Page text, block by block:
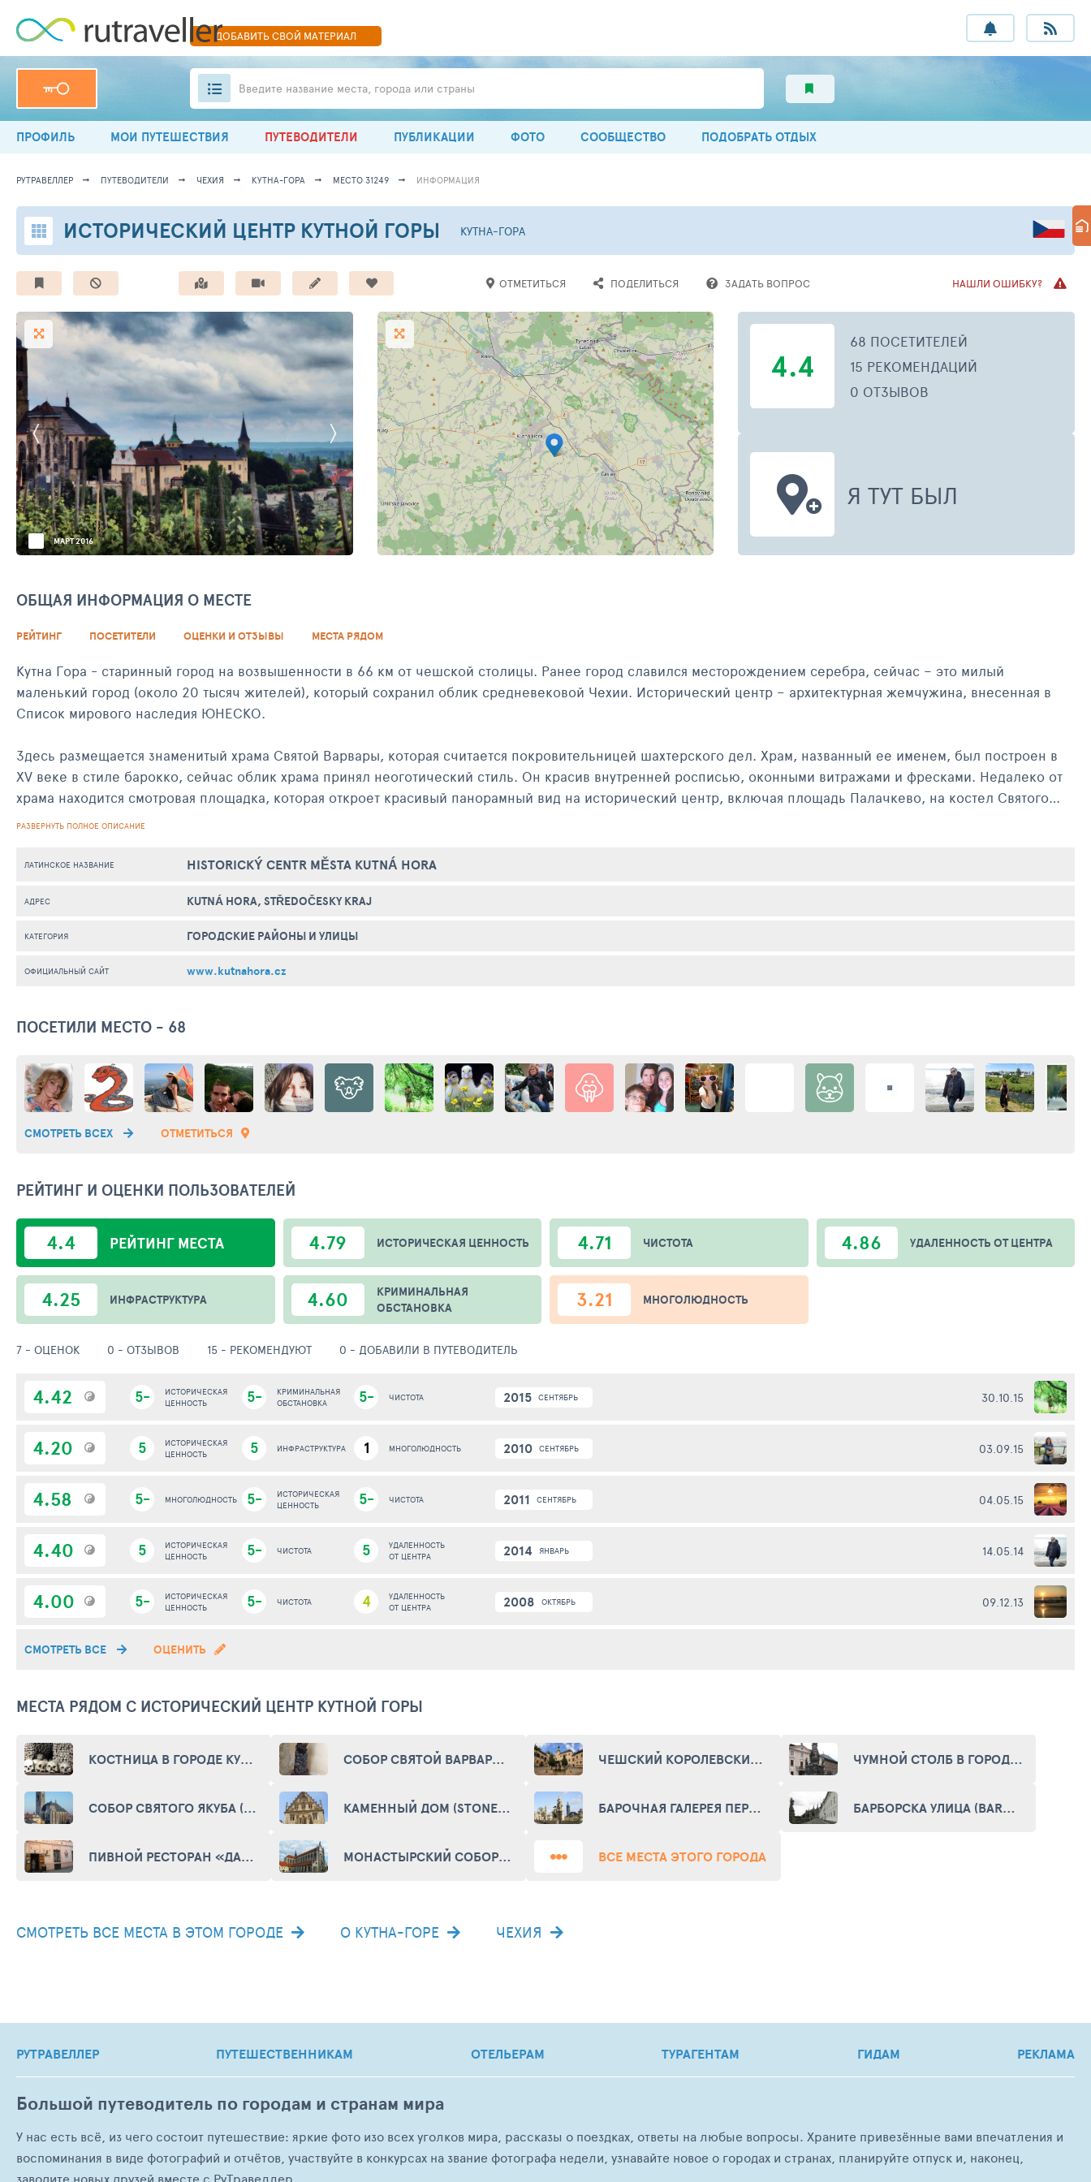
ДОБАВИТЬСВОЙ МАТЕРИАЛ
Введите название места, города или страны
ПРОФИЛЬ МОИ ПУТЕШЕСТВИЯ ПУТЕВОДИТЕЛИ ПУБЛИКАЦИИ ФОТО СООБЩЕСТВО ПОДОБРАТЬ ОТДЫХ
РУТРАВЕЛЛЕР ПУТЕВОДИТЕЛИ ЧЕХИЯ КУТНА-ГОРА МЕСТО 31249 ИНФОРМАЦИЯ
ИСТОРИЧЕСКИЙ ЦЕНТР КУТНОЙ ГОРЫ КУТНА-ГОРА
ОТМЕТИТЬСЯ ПОДЕЛИТЬСЯ ЗАДАТЬ ВОПРОС НАШЛИ ОШИБКУ?
МАРТ 2016 ЯНВАРЬ 2014
4.4
68 ПОСЕТИТЕЛЕЙ
15 РЕКОМЕНДАЦИЙ
0 ОТЗЫВОВ
Я ТУТ БЫЛ
ОБЩАЯ ИНФОРМАЦИЯ О МЕСТЕ
РЕЙТИНГ ПОСЕТИТЕЛИ ОЦЕНКИ И ОТЗЫВЫ МЕСТА РЯДОМ
Кутна Гора - старинный город на возвышенности в 66 км от чешской столицы. Ранее город славился месторождением серебра, сейчас – это милый
маленький город (около 20 тысяч жителей), который сохранил облик средневековой Чехии. Исторический центр – архитектурная жемчужина, внесенная в
Список мирового наследия ЮНЕСКО.
Здесь размещается знаменитый храма Святой Варвары, которая считается покровительницей шахтерского дел. Храм, названный ее именем, был построен в
XV веке в стиле барокко, сейчас облик храма принял неоготический стиль. Он красив внутренней росписью, оконными витражами и фресками. Недалеко от
храма находится смотровая площадка, которая откроет красивый панорамный вид на исторический центр, включая площадь Палачкево, на костел Святого
Якуба, церковь Девы Марии, на Иезуитский колледж XII века.
Примечательна еще одна достопримечательность города: Кладбищенский костел Всех Святых, интерьер и внешнее убранство храма выполнено из
РАЗВЕРНУТЬ ПОЛНОЕ ОПИСАНИЕ
ЛАТИНСКОЕ НАЗВАНИЕ HISTORICKÝ CENTR MĚSTA KUTNÁ HORA
АДРЕС KUTNÁ HORA, STŘEDOČESKY KRAJ
КАТЕГОРИЯ ГОРОДСКИЕ РАЙОНЫ И УЛИЦЫ
ОФИЦИАЛЬНЫЙ САЙТ www.kutnahora.cz
ПОСЕТИЛИ МЕСТО - 68
СМОТРЕТЬ ВСЕХ ОТМЕТИТЬСЯ
РЕЙТИНГ И ОЦЕНКИ ПОЛЬЗОВАТЕЛЕЙ
4.4 РЕЙТИНГМЕСТА 4.79 ИСТОРИЧЕСКАЯ ЦЕННОСТЬ 4.71 ЧИСТОТА 4.86 УДАЛЕННОСТЬ ОТ ЦЕНТРА
4.25 ИНФРАСТРУКТУРА 4.60
КРИМИНАЛЬНАЯ
ОБСТАНОВКА
3.21 МНОГОЛЮДНОСТЬ
7 - ОЦЕНОК 0 - ОТЗЫВОВ 15 - РЕКОМЕНДУЮТ 0 - ДОБАВИЛИ В ПУТЕВОДИТЕЛЬ
4.42 5-
ИСТОРИЧЕСКАЯ
ЦЕННОСТЬ
5-
КРИМИНАЛЬНАЯ
ОБСТАНОВКА
5- ЧИСТОТА 2015 СЕНТЯБРЬ 30.10.15
4.20 5
ИСТОРИЧЕСКАЯ
ЦЕННОСТЬ
5 ИНФРАСТРУКТУРА 1 МНОГОЛЮДНОСТЬ 2010 СЕНТЯБРЬ 03.09.15
4.58 5- МНОГОЛЮДНОСТЬ 5-
ИСТОРИЧЕСКАЯ
ЦЕННОСТЬ
5- ЧИСТОТА 2011 СЕНТЯБРЬ 04.05.15
4.40 5
ИСТОРИЧЕСКАЯ
ЦЕННОСТЬ
5- ЧИСТОТА 5
УДАЛЕННОСТЬ
ОТ ЦЕНТРА
2014 ЯНВАРЬ 14.05.14
4.00 5-
ИСТОРИЧЕСКАЯ
ЦЕННОСТЬ
5- ЧИСТОТА 4
УДАЛЕННОСТЬ
ОТ ЦЕНТРА
2008 ОКТЯБРЬ 09.12.13
СМОТРЕТЬ ВСЕ ОЦЕНИТЬ
МЕСТА РЯДОМ С ИСТОРИЧЕСКИЙ ЦЕНТР КУТНОЙ ГОРЫ
КОСТНИЦА В ГОРОДЕ КУТНА ГОРА (KOSTNICE IN KUTNA HORA) СОБОР СВЯТОЙ ВАРВАРЫ (CHRÁM SVATÉ BARBORY) ЧЕШСКИЙ КОРОЛЕВСКИЙ ЦЕНТРАЛЬНЫЙ МОНЕТНЫЙ ДВОР (VLAŠSKÝ DVŮR) ЧУМНОЙ СТОЛБ В ГОРОДЕ КУТНА-ГОРА (MARIAN COLUMN IN KUTNA HORA)
СОБОР СВЯТОГО ЯКУБА (CATHEDRAL OF ST. JACOB) КАМЕННЫЙ ДОМ (STONE HOUSE) БАРОЧНАЯ ГАЛЕРЕЯ ПЕРЕД ИЕЗУИТСКИМ КОЛЛЕДЖЕМ (THE BAROQUE JESUIT COLLEGE BEFORE GALLERY) БАРБОРСКА УЛИЦА (BARBORSKA STR.)
ПИВНОЙ РЕСТОРАН «ДАЧИЦКИ» МОНАСТЫРСКИЙ СОБОР ПРЕВОЗНЕСЕНИЯ ДЕВЫ МАРИИ И СВЯТОГО ИОАННА КРЕСТИТЕЛЯ (KOSTEL NANEBEVZETI PANNY MARIE A SVATEHO JANA KRTITELE) ВСЕ МЕСТА ЭТОГО ГОРОДА
СМОТРЕТЬ ВСЕ МЕСТА В ЭТОМ ГОРОДЕ О КУТНА-ГОРЕ ЧЕХИЯ
РУТРАВЕЛЛЕР ПУТЕШЕСТВЕННИКАМ ОТЕЛЬЕРАМ ТУРАГЕНТАМ ГИДАМ РЕКЛАМА
Большой путеводитель по городам и странам мира
У нас есть всё, из чего состоит путешествие: яркие фото изо всех уголков мира, рассказы о поездках, ответы на любые вопросы. Храните привезённые вами впечатления и
воспоминания в виде фотографий и отчётов, участвуйте в конкурсах на звание фотографа недели, узнавайте новое о городах и странах, планируйте отпуск и, наконец,